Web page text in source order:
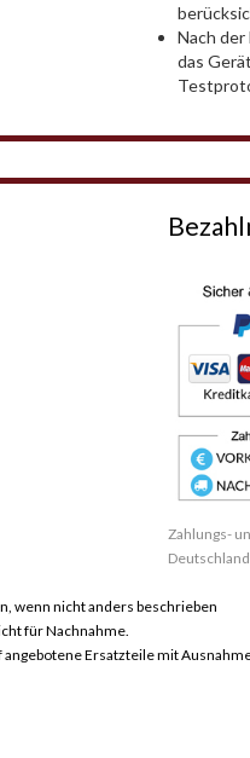
Nach
das
Zahlungs-
wenn nicht anders beschrieben
für Nachnahme.
Ersatzteile mit